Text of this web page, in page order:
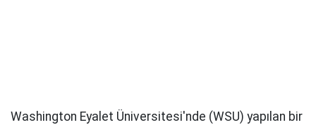
Washington Eyalet Üniversitesi'nde (WSU) yapılan bir